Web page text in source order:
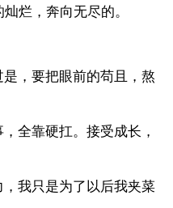
烂，奔向无尽的。
，要把眼前的苟且，熬
全靠硬扛。接受成长，
我只是为了以后我夹菜